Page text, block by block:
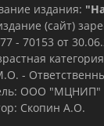
издания:
(сайт)
- 70153 от
-
ООО "МЦНИП"
Скопин А.О.